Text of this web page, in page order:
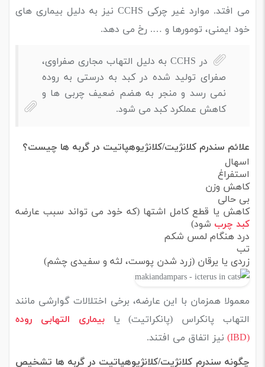
می افتد. موارد غیر چرکی CCHS نیز به دلیل بیماری های
خود ایمنی، تومورها و …. رخ می دهد.
در CCHS به دلیل التهاب مجاری صفراوی،
صفرای تولید شده در کبد به درستی به روده
نمی رسد و منجر به هضم ضعیف چربی ها و
کاهش عملکرد کبد می شود.
علائم سندرم کلانژیت/کلانژیوهپاتیت در گربه ها چیست؟
اسهال
استفراغ
کاهش وزن
بی حالی
کاهش یا قطع کامل اشتها (که خود می تواند سبب عارضه
کبد چرب شود)
درد هنگام لمس شکم
تب
زردی یا یرقان (زرد شدن پوست، لثه و سفیدی چشم)
معمولا همزمان با این عارضه، برخی اختلالات گوارشی مانند
التهاب پانکراس (پانکراتیت) یابیماری التهابی روده
(IBD)
نیز اتفاق می افتند.
چگونه سندرم کلانژیت/کلانژیوهپاتیت در گربه ها تشخیص